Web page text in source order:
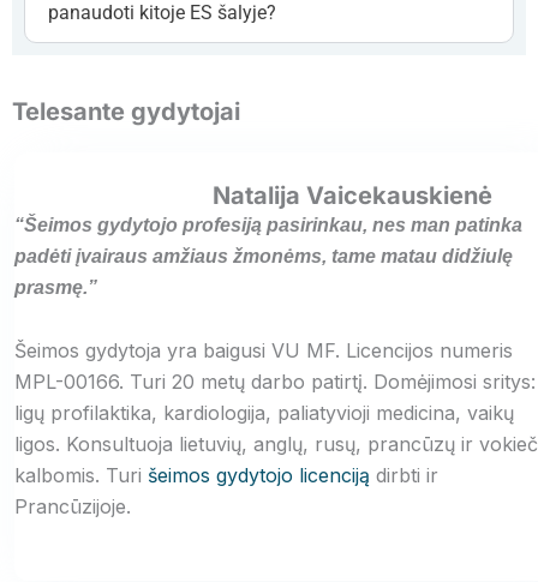
panaudoti kitoje ES šalyje?
Telesante gydytojai
Natalija Vaicekauskienė
“Šeimos gydytojo profesiją pasirinkau, nes man patinka
padėti įvairaus amžiaus žmonėms, tame matau didžiulę
prasmę.”
Šeimos gydytoja yra baigusi VU MF. Licencijos numeris
MPL-00166. Turi 20 metų darbo patirtį. Domėjimosi sritys:
ligų profilaktika, kardiologija, paliatyvioji medicina, vaikų
ligos. Konsultuoja lietuvių, anglų, rusų, prancūzų ir
kalbomis. Turi šeimos gydytojo licenciją dirbti ir
Prancūzijoje.